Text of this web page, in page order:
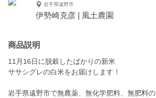
岩手県遠野市
伊勢崎克彦 | 風土農園
商品説明
11月16日に脱穀したばかりの新米
ササシグレの白米をお届けします！
岩手県遠野市で無農薬、無化学肥料、無肥料の